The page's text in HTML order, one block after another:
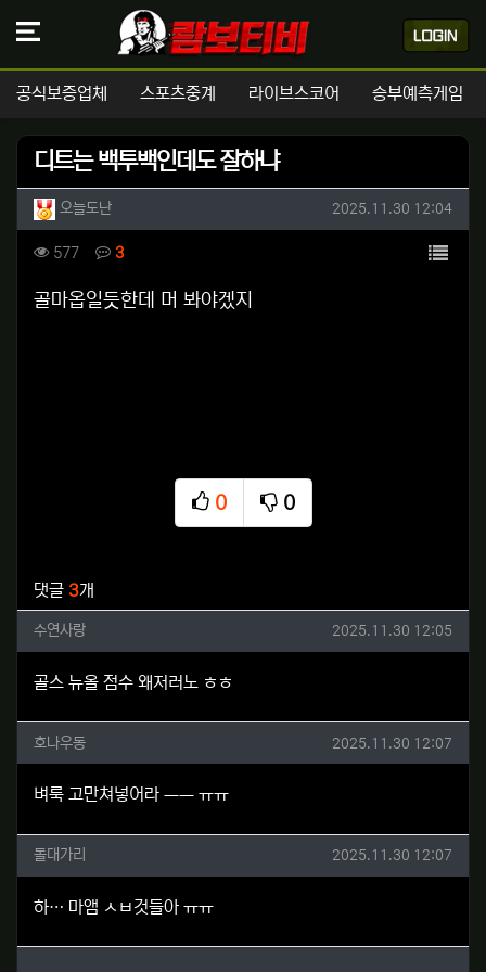
공식보증업체 스포츠중계 라이브스코어 승부예측게임
디트는 백투백인데도 잘하냐
작성자 정보
오늘도난작성 작성일
2025.11.30 12:04
컨텐츠 정보
577조회 3댓글 목록
본문
골마옵일듯한데 머 봐야겠지
0
추천
0
비추천
댓글 3개
수연사랑님의 댓글
수연사랑 작성일
2025.11.30 12:05
골스 뉴올 점수 왜저러노 ㅎㅎ
호나우동님의 댓글
호나우동 작성일
2025.11.30 12:07
벼룩 고만쳐넣어라 ㅡㅡ ㅠㅠ
돌대가리님의 댓글
돌대가리 작성일
2025.11.30 12:07
하… 마앰 ㅅㅂ것들아 ㅠㅠ